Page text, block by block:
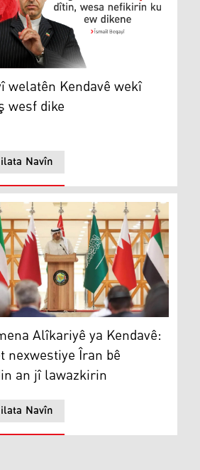
û Tengava Hurmizê diyar dike
Navîn
welatên Kendavê wekî
wesf dike
herî ewle ye
Alîkariyê ya Kendavê: Me qet
Navîn
Alîkariyê ya Kendavê:
nexwestiye Îran bê
an jî lawazkirin